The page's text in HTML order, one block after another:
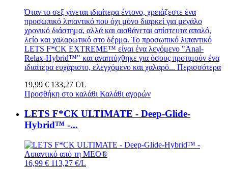
Όταν το σεξ γίνεται ιδιαίτερα έντονο, χρειάζεστε ένα
προσωπικό λιπαντικό που όχι μόνο διαρκεί για μεγάλο
χρονικό διάστημα, αλλά και αισθάνεται απίστευτα απαλό,
λείο και χαλαρωτικό στο δέρμα. Το προσωπικό λιπαντικό
LETS F*CK EXTREME™ είναι ένα λεγόμενο "Anal-
Relax-Hybrid™" και αναπτύχθηκε για όσους προτιμούν ένα
ιδιαίτερα ευχάριστο, ελεγχόμενο και χαλαρό... Περισσότερα
19,99 € 133,27 €/L
Προσθήκη στο καλάθι Καλάθι αγορών
LETS F*CK ULTIMATE - Deep-Glide-
Hybrid™ -...
16,99 € 113,27 €/L